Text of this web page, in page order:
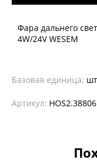
Фара дальнего
4W/24V WESEM
Базовая единица: шт
Артикул: